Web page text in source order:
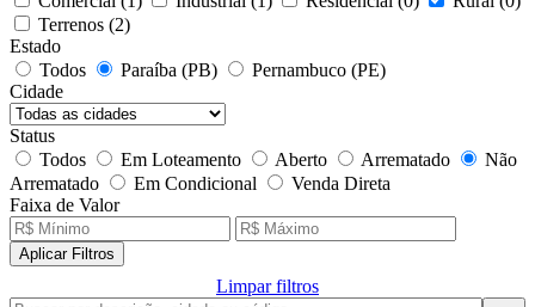
Terrenos (2)
Estado
Todos
Paraíba (PB)
Pernambuco (PE)
Cidade
Status
Todos
Em Loteamento Aberto Arrematado
Não
Arrematado
Em Condicional
Venda Direta
Faixa de Valor
Aplicar Filtros
Limpar filtros